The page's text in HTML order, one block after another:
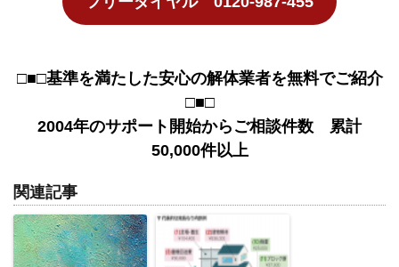
□■□基準を満たした安心の解体業者を無料でご紹介
□■□
2004年のサポート開始からご相談件数 累計
50,000件以上
関連記事